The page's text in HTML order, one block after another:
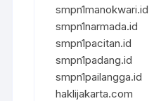
smpn1manokwari.id
smpn1narmada.id
smpn1pacitan.id
smpn1padang.id
smpn1pailangga.id
haklijakarta.com